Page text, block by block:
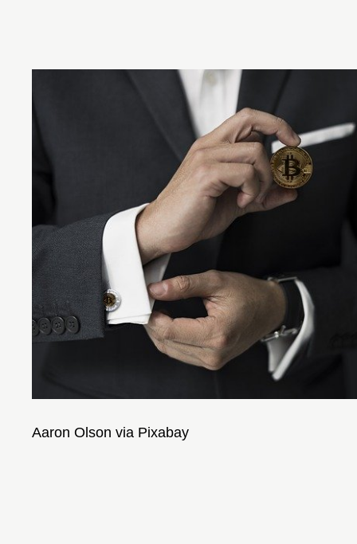
Aaron Olson via Pixabay